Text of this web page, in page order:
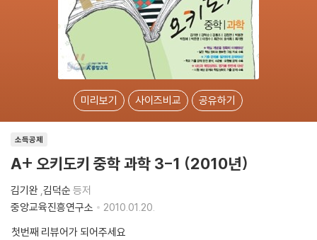
미리보기 사이즈비교 공유하기
소득공제
A+ 오키도키 중학 과학 3-1 (2010년)
김기완 ,김덕순 등저
중앙교육진흥연구소
2010.01.20.
첫번째 리뷰어가 되어주세요